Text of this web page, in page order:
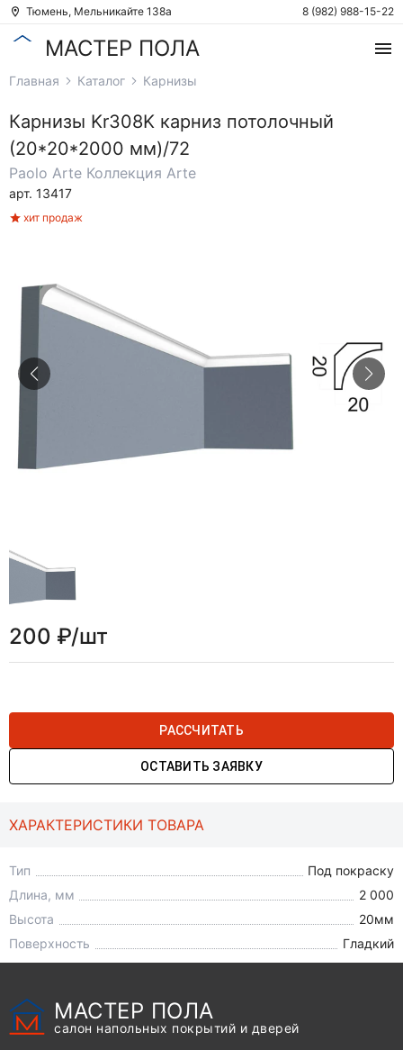
Тюмень, Мельникайте 138а 8 (982) 988-15-22
МАСТЕР ПОЛА
Главная Каталог Карнизы
Карнизы Kr308K карниз потолочный
(20*20*2000 мм)/72
Paolo Arte Коллекция Arte
арт. 13417
хит продаж
200 ₽/шт
РАССЧИТАТЬ
ОСТАВИТЬ ЗАЯВКУ
ХАРАКТЕРИСТИКИ ТОВАРА
Тип
Под покраску
Длина, мм
2 000
Высота
20мм
Поверхность
Гладкий
МАСТЕР ПОЛА
салон напольных покрытий и дверей